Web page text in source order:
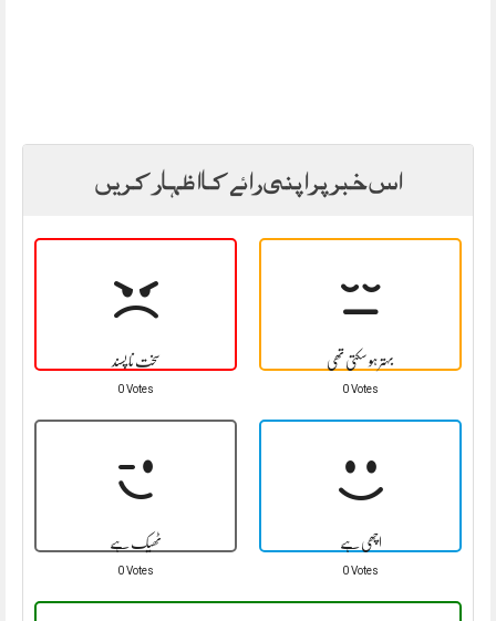
اس خبر پر اپنی رائے کا اظہار کریں
سخت نا پسند
0 Votes
بہتر ہو سکتی تھی
0 Votes
ٹھیک ہے
0 Votes
اچھی ہے
0 Votes